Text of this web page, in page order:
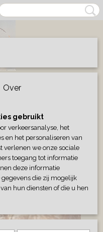
>Geurblokje amber
Over
gebruikt
verkeersanalyse, het
en het personaliseren van
verlenen we onze sociale
toegang tot informatie
deze informatie
die zij mogelijk
hun diensten of die u hen